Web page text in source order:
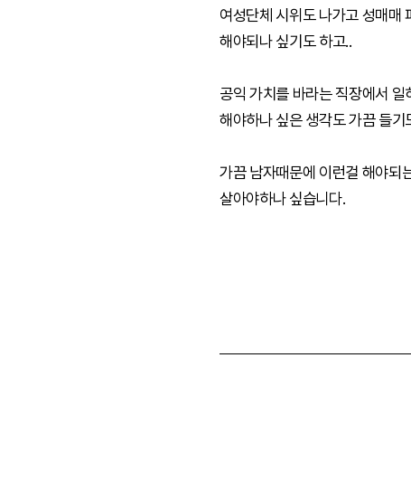
여성단체 시위도 나가고 성매매
해야되나 싶기도 하고..
공익 가치를 바라는 직장에서
해야하나 싶은 생각도 가끔 들
가끔 남자때문에 이런걸 해야되
살아야하나 싶습니다.